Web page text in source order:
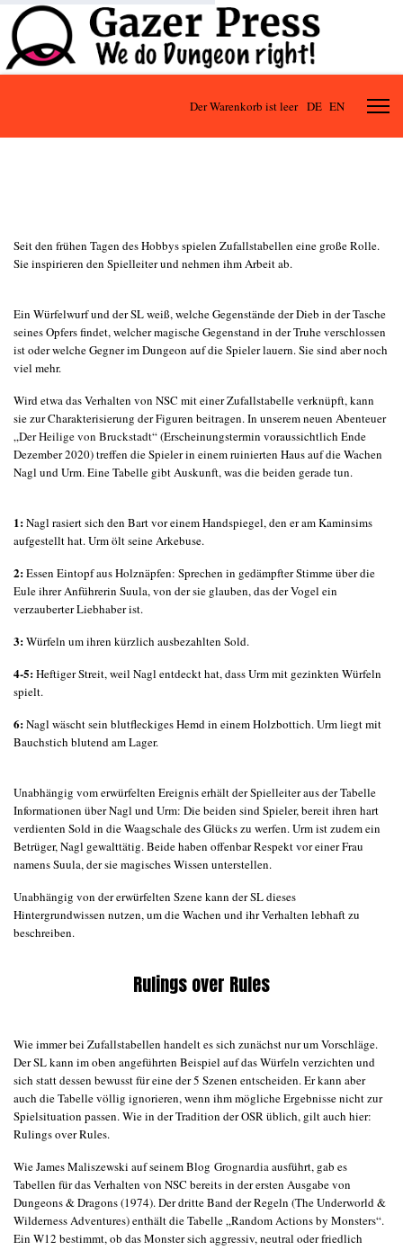
Der Warenkorb ist leer DE EN
Seit den frühen Tagen des Hobbys spielen Zufallstabellen eine große Rolle.
Sie inspirieren den Spielleiter und nehmen ihm Arbeit ab.
Ein Würfelwurf und der SL weiß, welche Gegenstände der Dieb in der Tasche
seines Opfers findet, welcher magische Gegenstand in der Truhe verschlossen
ist oder welche Gegner im Dungeon auf die Spieler lauern. Sie sind aber noch
viel mehr.
Wird etwa das Verhalten von NSC mit einer Zufallstabelle verknüpft, kann
sie zur Charakterisierung der Figuren beitragen. In unserem neuen Abenteuer
„Der Heilige von Bruckstadt“ (Erscheinungstermin voraussichtlich Ende
Dezember 2020) treffen die Spieler in einem ruinierten Haus auf die Wachen
Nagl und Urm. Eine Tabelle gibt Auskunft, was die beiden gerade tun.
1:Nagl rasiert sich den Bart vor einem Handspiegel, den er am Kaminsims
aufgestellt hat. Urm ölt seine Arkebuse.
2:Essen Eintopf aus Holznäpfen: Sprechen in gedämpfter Stimme über die
Eule ihrer Anführerin Suula, von der sie glauben, das der Vogel ein
verzauberter Liebhaber ist.
3:Würfeln um ihren kürzlich ausbezahlten Sold.
4-5:Heftiger Streit, weil Nagl entdeckt hat, dass Urm mit gezinkten Würfeln
spielt.
6:Nagl wäscht sein blutfleckiges Hemd in einem Holzbottich. Urm liegt mit
Bauchstich blutend am Lager.
Unabhängig vom erwürfelten Ereignis erhält der Spielleiter aus der Tabelle
Informationen über Nagl und Urm: Die beiden sind Spieler, bereit ihren hart
verdienten Sold in die Waagschale des Glücks zu werfen. Urm ist zudem ein
Betrüger, Nagl gewalttätig. Beide haben offenbar Respekt vor einer Frau
namens Suula, der sie magisches Wissen unterstellen.
Unabhängig von der erwürfelten Szene kann der SL dieses
Hintergrundwissen nutzen, um die Wachen und ihr Verhalten lebhaft zu
beschreiben.
Rulings over Rules
Wie immer bei Zufallstabellen handelt es sich zunächst nur um Vorschläge.
Der SL kann im oben angeführten Beispiel auf das Würfeln verzichten und
sich statt dessen bewusst für eine der 5 Szenen entscheiden. Er kann aber
auch die Tabelle völlig ignorieren, wenn ihm mögliche Ergebnisse nicht zur
Spielsituation passen. Wie in der Tradition der OSR üblich, gilt auch hier:
Rulings over Rules.
Wie James Maliszewski auf seinem Blog Grognardiaausführt, gab es
Tabellen für das Verhalten von NSC bereits in der ersten Ausgabe von
Dungeons & Dragons (1974). Der dritte Band der Regeln (The Underworld &
Wilderness Adventures) enthält die Tabelle „Random Actions by Monsters“.
Ein W12 bestimmt, ob das Monster sich aggressiv, neutral oder friedlich